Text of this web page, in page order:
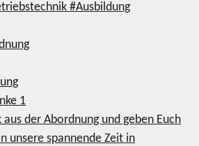
#Ausbildung
1
der Abordnung und geben Euch
unsere spannende Zeit in